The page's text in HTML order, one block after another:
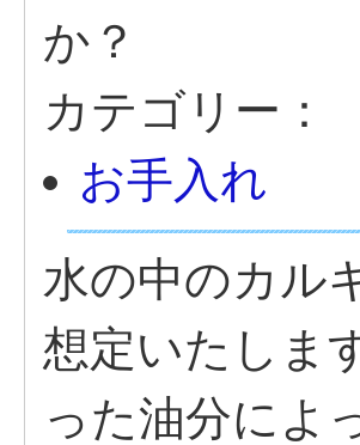
か？
カテゴリー：
お手入れ
水の中のカル
想定いたしま
った油分によ